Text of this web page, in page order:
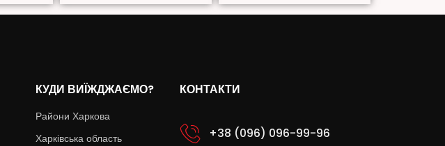
КУДИ ВИЇЖДЖАЄМО?
Райони Харкова
Харківська область
КОНТАКТИ
+38 (096) 096-99-96